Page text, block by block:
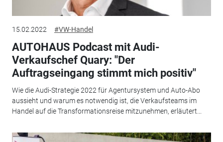
15.02.2022 #VW-Handel
AUTOHAUS Podcast mit Audi-
Verkaufschef Quary: "Der
Auftragseingang stimmt mich positiv"
Wie die Audi-Strategie 2022 für Agentursystem und Auto-Abo
aussieht und warum es notwendig ist, die Verkaufsteams im
Handel auf die Transformationsreise mitzunehmen, erläutert...